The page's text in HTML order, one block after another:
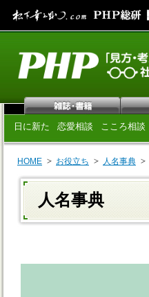
日に新た 恋愛相談 こころ相談
HOME お役立ち 人名事典
人名事典